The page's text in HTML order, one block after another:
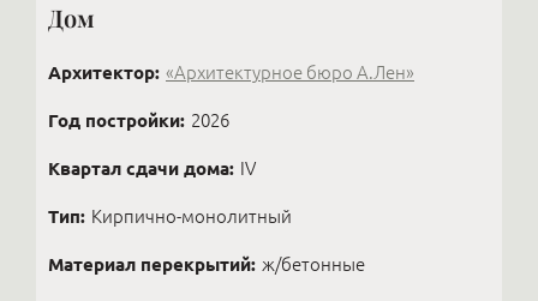
Дом
Архитектор: «Архитектурное бюро А.Лен»
Год постройки: 2026
Квартал сдачи дома: IV
Тип: Кирпично-монолитный
Материал перекрытий: ж/бетонные